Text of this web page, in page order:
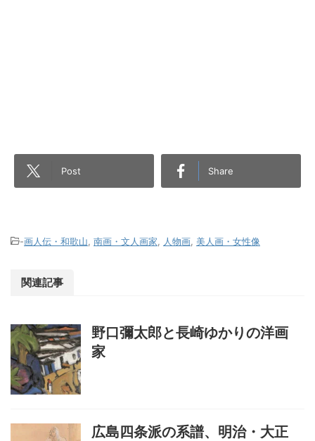
Post Share
-画人伝・和歌山 南画・文人画家 人物画 美人画・女性像
関連記事
野口彌太郎と長崎ゆかりの洋画
家
広島四条派の系譜、明治・大正